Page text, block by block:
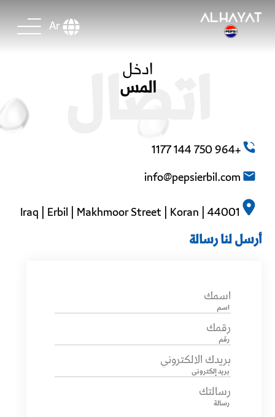
اتصال
ادخل
المس
+964 750 144 1177
info@pepsierbil.com
أرسل لنا رسالة
اسمك
رقمك
بريدك الالكتروني
رسالتك